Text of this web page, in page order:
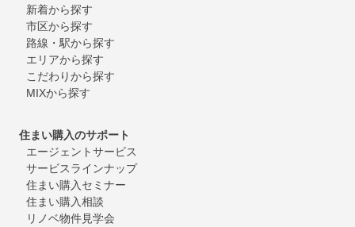
新着から探す
市区から探す
路線・駅から探す
エリアから探す
こだわりから探す
MIXから探す
住まい購入のサポート
エージェントサービス
サービスラインナップ
住まい購入セミナー
住まい購入相談
リノベ物件見学会